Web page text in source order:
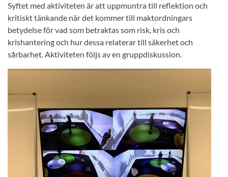
Syftet med aktiviteten är att uppmuntra till reflektion och
kritiskt tänkande när det kommer till maktordningars
betydelse för vad som betraktas som risk, kris och
krishantering och hur dessa relaterar till säkerhet och
sårbarhet. Aktiviteten följs av en gruppdiskussion.